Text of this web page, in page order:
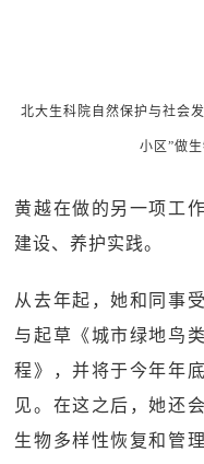
北大生科院自然保护与社会
小区”做
黄越在做的另一项工
建设、养护实践。
从去年起，她和同事
与起草《城市绿地鸟
程》，并将于今年年
见。在这之后，她还
生物多样性恢复和管